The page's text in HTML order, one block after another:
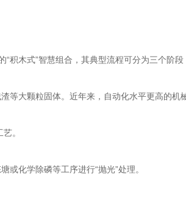
积木式”智慧组合，其典型流程可分为三个阶段
大颗粒固体。近年来，自动化水平更高的机
。
化学除磷等工序进行“抛光”处理。